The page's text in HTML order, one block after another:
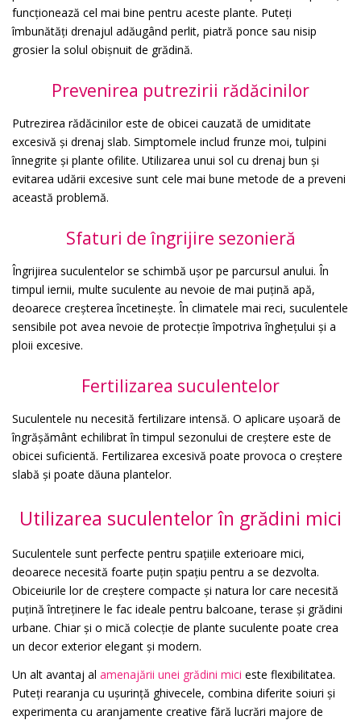
funcționează cel mai bine pentru aceste plante. Puteți
îmbunătăți drenajul adăugând perlit, piatră ponce sau nisip
grosier la solul obișnuit de grădină.
Prevenirea putrezirii rădăcinilor
Putrezirea rădăcinilor este de obicei cauzată de umiditate
excesivă și drenaj slab. Simptomele includ frunze moi, tulpini
înnegrite și plante ofilite. Utilizarea unui sol cu drenaj bun și
evitarea udării excesive sunt cele mai bune metode de a preveni
această problemă.
Sfaturi de îngrijire sezonieră
Îngrijirea suculentelor se schimbă ușor pe parcursul anului. În
timpul iernii, multe suculente au nevoie de mai puțină apă,
deoarece creșterea încetinește. În climatele mai reci, suculentele
sensibile pot avea nevoie de protecție împotriva înghețului și a
ploii excesive.
Fertilizarea suculentelor
Suculentele nu necesită fertilizare intensă. O aplicare ușoară de
îngrășământ echilibrat în timpul sezonului de creștere este de
obicei suficientă. Fertilizarea excesivă poate provoca o creștere
slabă și poate dăuna plantelor.
Utilizarea suculentelor în grădini mici
Suculentele sunt perfecte pentru spațiile exterioare mici,
deoarece necesită foarte puțin spațiu pentru a se dezvolta.
Obiceiurile lor de creștere compacte și natura lor care necesită
puțină întreținere le fac ideale pentru balcoane, terase și grădini
urbane. Chiar și o mică colecție de plante suculente poate crea
un decor exterior elegant și modern.
Un alt avantaj al amenajării unei grădini mici este flexibilitatea.
Puteți rearanja cu ușurință ghivecele, combina diferite soiuri și
experimenta cu aranjamente creative fără lucrări majore de